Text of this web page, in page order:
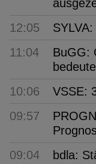
12:05
11:04
BuGG:
10:06
VSSE:
09:57
09:04
bdla: